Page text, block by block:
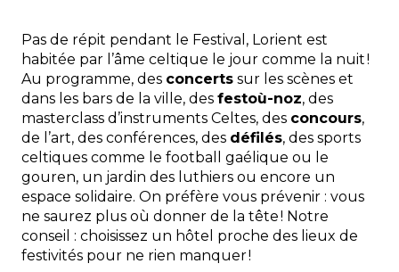
Pas de répit pendant le Festival, Lorient est
habitée par l’âme celtique le jour comme la nuit !
Au programme, des concerts sur les scènes et
dans les bars de la ville, des festoù-noz, des
masterclass d’instruments Celtes, des concours,
de l’art, des conférences, des défilés, des sports
celtiques comme le football gaélique ou le
gouren, un jardin des luthiers ou encore un
espace solidaire. On préfère vous prévenir : vous
ne saurez plus où donner de la tête ! Notre
conseil : choisissez un hôtel proche des lieux de
festivités pour ne rien manquer !